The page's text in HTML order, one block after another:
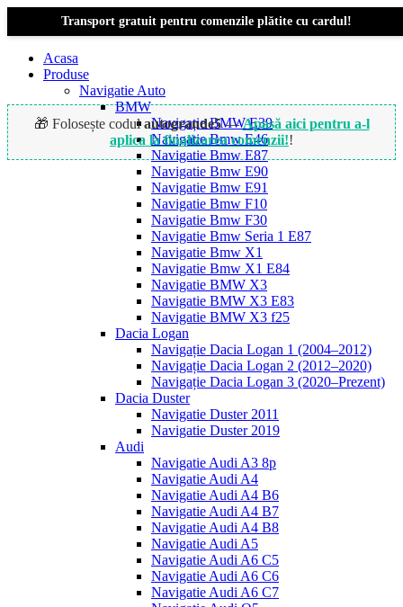
Transport gratuit pentru comenzile plătite cu cardul!
Acasa
Produse
Navigatie Auto
BMW
Navigație BMW E39
Navigatie Bmw E46
Navigatie Bmw E87
Navigatie Bmw E90
Navigatie Bmw E91
Navigatie Bmw F10
Navigatie Bmw F30
Navigatie Bmw Seria 1 E87
Navigatie Bmw X1
Navigatie Bmw X1 E84
Navigatie BMW X3
Navigatie BMW X3 E83
Navigatie BMW X3 f25
Dacia Logan
Navigație Dacia Logan 1 (2004–2012)
Navigație Dacia Logan 2 (2012–2020)
Navigație Dacia Logan 3 (2020–Prezent)
Dacia Duster
Navigatie Duster 2011
Navigatie Duster 2019
Audi
Navigatie Audi A3 8p
Navigatie Audi A4
Navigatie Audi A4 B6
Navigatie Audi A4 B7
Navigatie Audi A4 B8
Navigatie Audi A5
Navigatie Audi A6 C5
Navigatie Audi A6 C6
Navigatie Audi A6 C7
🎁 Folosește codulautogrande5—Apasă aici pentru a-l
aplica la finalizarea comenzii!!